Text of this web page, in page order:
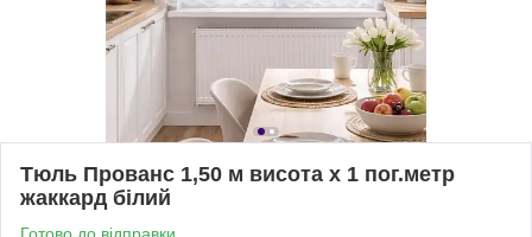
Тюль Прованс 1,50 м висота х 1 пог.метр
жаккард білий
Готово до відправки